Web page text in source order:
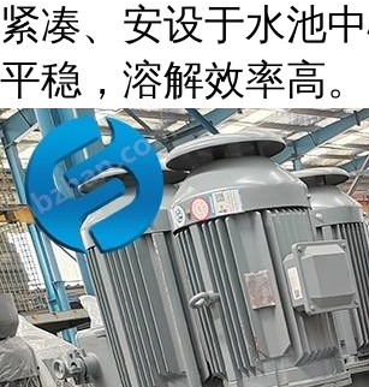
紧凑、安设于水池
平稳，溶解效率高。